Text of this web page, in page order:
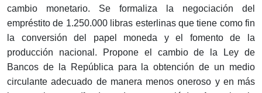
cambio monetario. Se formaliza la negociación del
empréstito de 1.250.000 libras esterlinas que tiene como fin
la conversión del papel moneda y el fomento de la
producción nacional. Propone el cambio de la Ley de
Bancos de la República para la obtención de un medio
circulante adecuado de manera menos oneroso y en más